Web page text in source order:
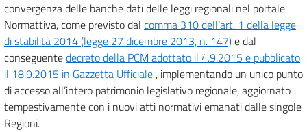
convergenza delle banche dati delle leggi regionali nel portale
Normattiva, come previsto dal comma 310 dell’art. 1 della legge
di stabilità 2014 (legge 27 dicembre 2013, n. 147)e dal
conseguentedecreto della PCM adottato il 4.9.2015 e pubblicato
il 18.9.2015 in Gazzetta Ufficiale , implementando un unico punto
di accesso all’intero patrimonio legislativo regionale, aggiornato
tempestivamente con i nuovi atti normativi emanati dalle singole
Regioni.